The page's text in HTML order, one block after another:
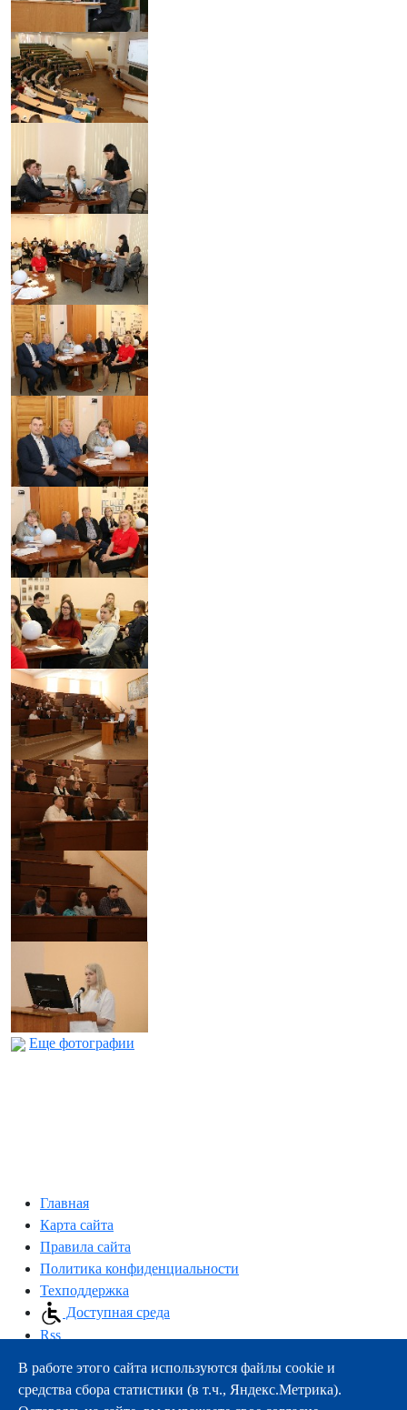
Еще фотографии
Главная
Карта сайта
Правила сайта
Политика конфиденциальности
Техподдержка
Доступная среда
Rss
163000, г.Архангельск, пр-т Троицкий, 51
тел.:+7 (8182) 21-11-63
В работе этого сайта используются файлы cookie и
средства сбора статистики (в т.ч., Яндекс.Метрика).